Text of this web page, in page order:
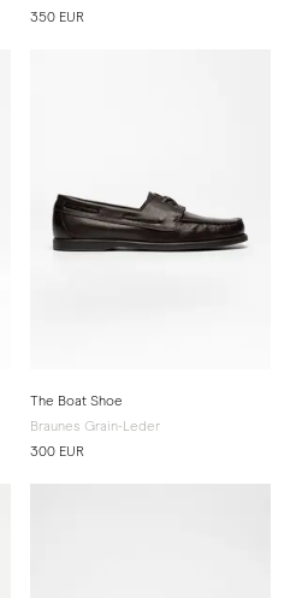
350 EUR
The Boat Shoe
Braunes Grain-Leder
300 EUR